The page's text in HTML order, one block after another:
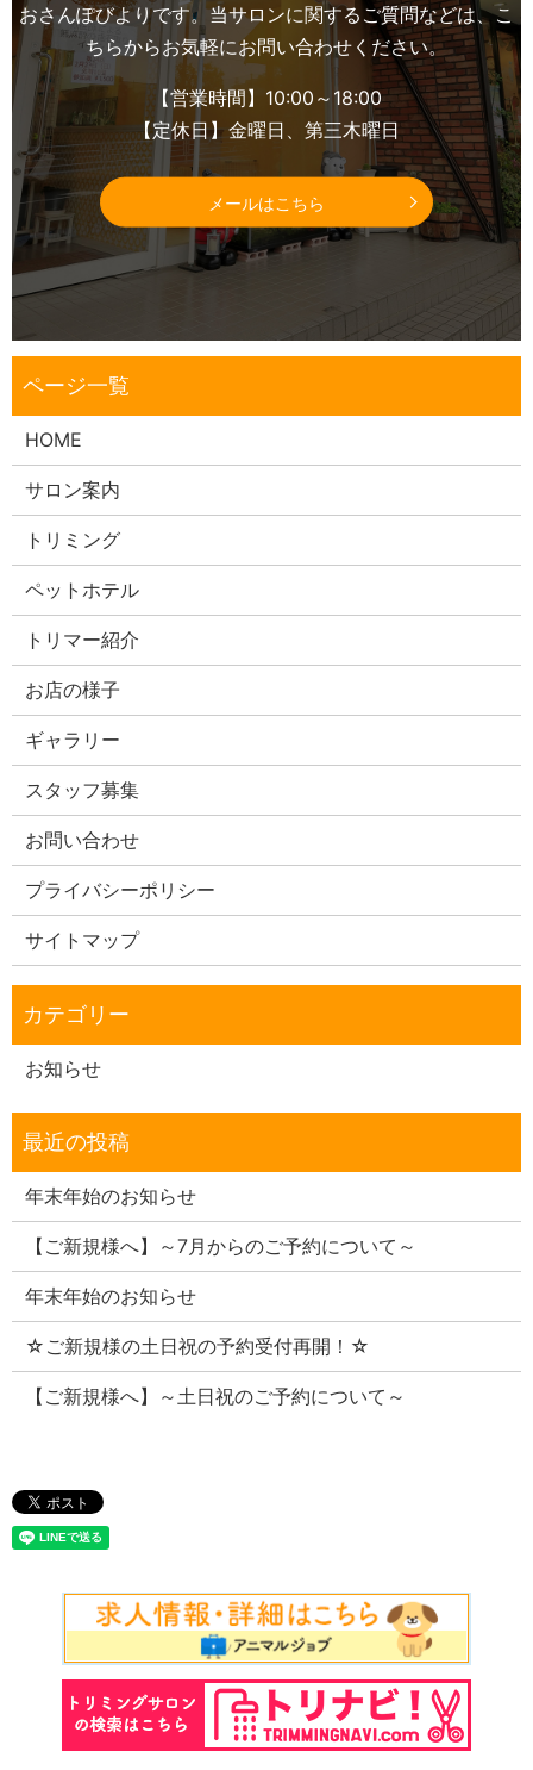
おさんぽびよりです。当サロンに関するご質問などは、こ
ちらからお気軽にお問い合わせください。
【営業時間】10:00～18:00
【定休日】金曜日、第三木曜日
メールはこちら
HOME
サロン案内
トリミング
ペットホテル
トリマー紹介
お店の様子
ギャラリー
スタッフ募集
お問い合わせ
プライバシーポリシー
サイトマップ
お知らせ
年末年始のお知らせ
【ご新規様へ】～7月からのご予約について～
年末年始のお知らせ
☆ご新規様の土日祝の予約受付再開！☆
【ご新規様へ】～土日祝のご予約について～